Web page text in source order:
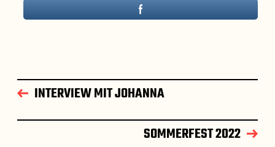
INTERVIEW MIT JOHANNA
SOMMERFEST 2022